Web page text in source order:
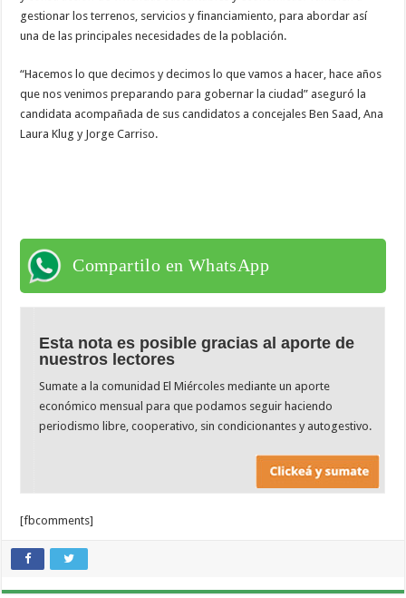
gestionar los terrenos, servicios y financiamiento, para abordar así
una de las principales necesidades de la población.
“Hacemos lo que decimos y decimos lo que vamos a hacer, hace años
que nos venimos preparando para gobernar la ciudad” aseguró la
candidata acompañada de sus candidatos a concejales Ben Saad, Ana
Laura Klug y Jorge Carriso.
Compartilo en WhatsApp
Esta nota es posible gracias al aporte de
nuestros lectores
Sumate a la comunidad El Miércoles mediante un aporte
económico mensual para que podamos seguir haciendo
periodismo libre, cooperativo, sin condicionantes y autogestivo.
[fbcomments]